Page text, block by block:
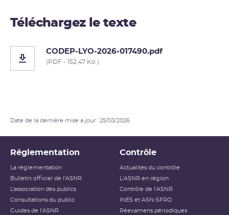
Téléchargez le texte
CODEP-LYO-2026-017490.pdf
(PDF - 152.47 Ko )
Date de la dernière mise à jour : 25/03/2026
Réglementation
La réglementation
Bulletin officiel de l'ASNR
L’association des publics
Consultations du public
Guides de l'ASNR
Contrôle
Actualités du contrôle
L'ASNR en région
Contrôle de l'ASNR
INES et ASN-SFRO
Réexamens périodiques